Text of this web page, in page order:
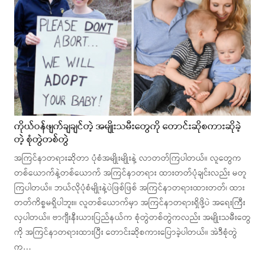
ကိုယ်ဝန်ဖျက်ချချင်တဲ့ အမျိုးသမီးတွေကို တောင်းဆိုစကားဆိုခဲ့
တဲ့ စုံတွဲတစ်တွဲ
အကြင်နာတရားဆိုတာ ပုံစံအမျိုးမျိုးနဲ့ လာတတ်ကြပါတယ်။ လူတွေက
တစ်ယောက်နဲ့တစ်ယောက် အကြင်နာတရား ထားတတ်ပုံချင်းလည်း မတူ
ကြပါတယ်။ ဘယ်လိုပုံစံမျိုးနဲ့ပဲဖြစ်ဖြစ် အကြင်နာတရားထားတတ်၊ ထား
တတ်ကိစ္စမရှိပါဘူး။ လူတစ်ယောက်မှာ အကြင်နာတရားရှိဖို့ပဲ အရေးကြီး
လှပါတယ်။ ဗာဂျီးနီးယားပြည်နယ်က စုံတွဲတစ်တွဲကလည်း အမျိုးသမီးတွေ
ကို အကြင်နာတရားထားပြီး တောင်းဆိုစကားပြောခဲ့ပါတယ်။ အဲဒီစုံတွဲ
က…